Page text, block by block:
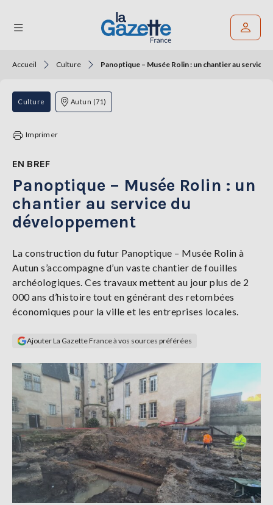
THÉMATIQUES
RÉGIONS
TENDANCES
SERVICES
LA
Se
connecter
Accueil Culture Panoptique – Musée Rolin : un chantier au service
Culture Autun (71)
Imprimer
EN BREF
Panoptique – Musée Rolin : un
chantier au service du
développement
La construction du futur Panoptique – Musée Rolin à
Autun s’accompagne d’un vaste chantier de fouilles
archéologiques. Ces travaux mettent au jour plus de 2
000 ans d’histoire tout en générant des retombées
économiques pour la ville et les entreprises locales.
Ajouter La Gazette France à vos sources préférées